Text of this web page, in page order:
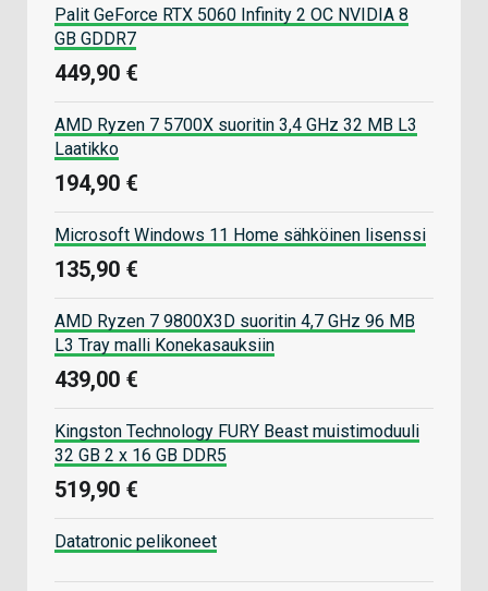
Palit GeForce RTX 5060 Infinity 2 OC NVIDIA 8
GB GDDR7
449,90 €
AMD Ryzen 7 5700X suoritin 3,4 GHz 32 MB L3
Laatikko
194,90 €
Microsoft Windows 11 Home sähköinen lisenssi
135,90 €
AMD Ryzen 7 9800X3D suoritin 4,7 GHz 96 MB
L3 Tray malli Konekasauksiin
439,00 €
Kingston Technology FURY Beast muistimoduuli
32 GB 2 x 16 GB DDR5
519,90 €
Datatronic pelikoneet